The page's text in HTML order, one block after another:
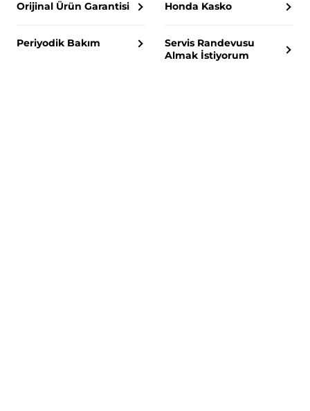
Orijinal Ürün Garantisi Honda Kasko
Periyodik Bakım
Servis Randevusu
Almak İstiyorum